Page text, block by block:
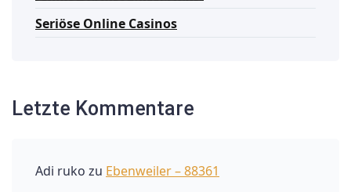
Seriöse Online Casinos
Letzte Kommentare
Adi ruko zu Ebenweiler – 88361